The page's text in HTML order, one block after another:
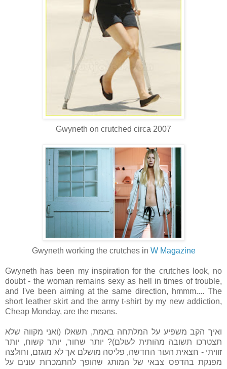
Gwyneth on crutched circa 2007
Gwyneth working the crutches in W Magazine
Gwyneth has been my inspiration for the crutches look, no
doubt - the woman remains sexy as hell in times of trouble,
and I've been aiming at the same direction, hmmm.... The
short leather skirt and the army t-shirt by my new addiction,
Cheap Monday, are the means.
ואיך הקב משפיע על המלתחה באמת, תשאלו (ואני מקווה שלא
תצטרכו תשובה מהותית לעולם)? יותר שחור, יותר קשוח, יותר
זוויתי - חצאית העור החדשה, פליסה מושלם אך לא מוגזם, וחולצה
מפנקת בהדפס צבאי של המותג שהופך להתמכרות עונים על